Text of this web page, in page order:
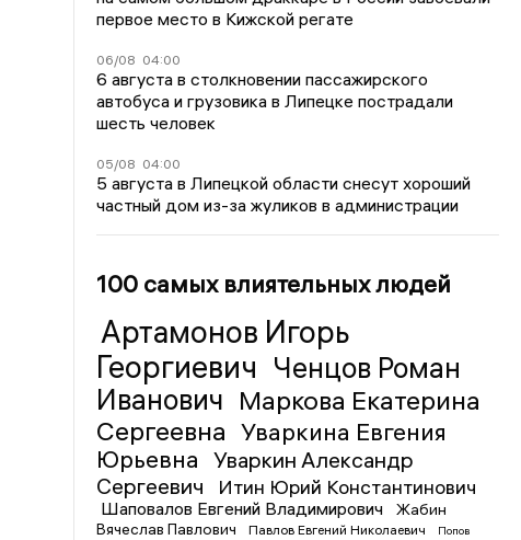
первое место в Кижской регате
06/08 04:00
6 августа в столкновении пассажирского
автобуса и грузовика в Липецке пострадали
шесть человек
05/08 04:00
5 августа в Липецкой области снесут хороший
частный дом из-за жуликов в администрации
100 самых влиятельных людей
Артамонов Игорь
Георгиевич Ченцов Роман
Иванович Маркова Екатерина
Сергеевна Уваркина Евгения
Юрьевна
Уваркин Александр
Сергеевич
Итин Юрий Константинович
Шаповалов Евгений Владимирович
Жабин
Вячеслав Павлович
Павлов Евгений Николаевич
Попов